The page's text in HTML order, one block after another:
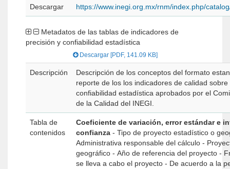
Descargar https://www.inegi.org.mx/rnm/index.php/
precisión y confiabilidad estadística
Descargar [PDF, 141.09 KB]
Descripción
Descripción de los conceptos del formato
reporte de los los indicadores de calidad sobre
confiabilidad estadística aprobados por el
de la Calidad del INEGI.
Tabla de
contenidos
Coeficiente de variación, error estándar e
confianza
Administrativa responsable del cálculo - Proyecto estadístico o
geográfico - Año de referencia del proyecto - Frecuencia con la que
se lleva a cabo el proyecto - De acuerdo a la periodicidad, número